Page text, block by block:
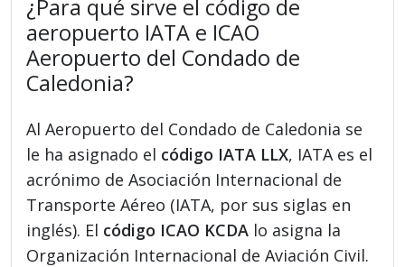
¿Para qué sirve el código de
aeropuerto IATA e ICAO
Aeropuerto del Condado de
Caledonia?
Al Aeropuerto del Condado de Caledonia se
le ha asignado el código IATA LLX, IATA es el
acrónimo de Asociación Internacional de
Transporte Aéreo (IATA, por sus siglas en
inglés). El código ICAO KCDA lo asigna la
Organización Internacional de Aviación Civil.